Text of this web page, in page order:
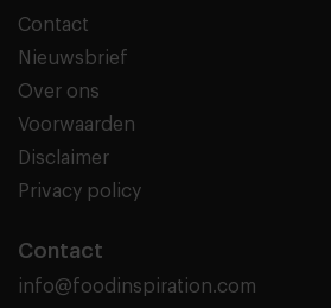
Contact
Nieuwsbrief
Over ons
Voorwaarden
Disclaimer
Privacy policy
Contact
info@foodinspiration.com